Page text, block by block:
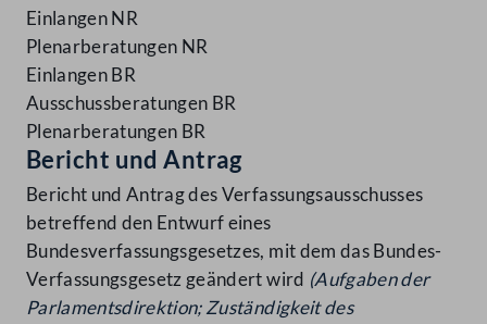
Einlangen NR
Plenarberatungen NR
Einlangen BR
Ausschussberatungen BR
Plenarberatungen BR
Bericht und Antrag
Bericht und Antrag des Verfassungsausschusses
betreffend den Entwurf eines
Bundesverfassungsgesetzes, mit dem das Bundes-
Verfassungsgesetz geändert wird (Aufgaben der
Parlamentsdirektion; Zuständigkeit des